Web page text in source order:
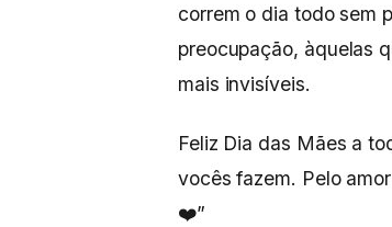
correm o dia todo sem
preocupação, àquelas
mais invisíveis.
Feliz Dia das Mães a
vocês fazem. Pelo
❤️”